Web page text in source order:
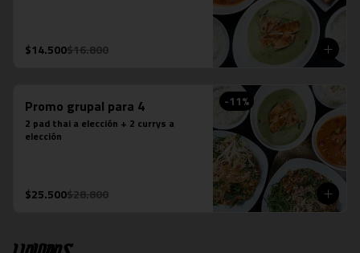
$14.500$16.800
-11%
Promo grupal para 4
2 pad thai a elección + 2 currys a
elección
$25.500$28.800